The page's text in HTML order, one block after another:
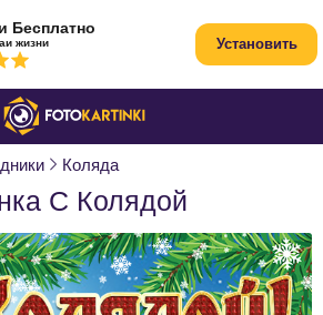
Коляда
С Колядой
Бесплатно
жизни Установить